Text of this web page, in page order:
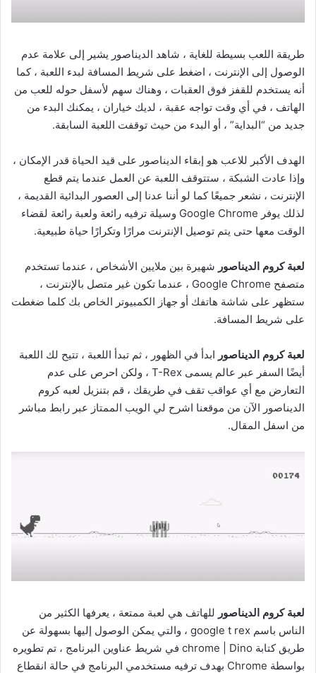
طريقة اللعب بسيطة للغاية ، شاهد الديناصور يشير إلى علامة عدم
الوصول إلى الإنترنت ، اضغط على شريط المسافة لبدء اللعبة ، كما
أنه يستخدم للقفز فوق العقبات ، وهناك سهم لأسفل حوله للعب من
الهاتف ، في أي وقت تواجه عقبة ، لديك خياران ، يمكنك البدء من
جديد من “البداية” ، أو البدء من حيث توقفت اللعبة السابقة.
الهدف الأكبر للاعب هو إبقاء الديناصور على قيد الحياة قدر الإمكان ،
وإذا عادت الشبكة ، ستتوقف اللعبة عن العمل عندما يتم قطع
الإنترنت ، نشعر جميعًا كما لو أننا عدنا إلى العصور البدائية القديمة ،
لذلك يوفر Google Chrome وسيلة ترفيه رائعة ولعبة رائعة لقضاء
الوقت معها حتى يتم توصيل الإنترنت مرارًا وتكرارًا حياة طبيعية.
لعبة كروم الديناصور شهيرة بين ملايين الأشخاص ، عندما تستخدم
متصفح Google Chrome ، عندما تكون غير متصل بالإنترنت ،
ستظهر على شاشة هاتفك أو جهاز الكمبيوتر الخاص بك كلما ضغطت
على شريط المسافة.
لعبة كروم الديناصور ابدأ في الظهور ، ثم تبدأ اللعبة ، تتيح لك اللعبة
أيضًا السفر عبر عالم يسمى T-Rex ، ولكن احرص على عدم
التعارض مع أي عواقب تقف في طريقك ، قم بتنزيل لعبه كروم
الديناصور الآن من موقعنا اشرح لي الويب الممتاز عبر رابط مباشر
من اسفل المقال.
لعبة كروم الديناصور للهاتف هي لعبة ممتعة ، يعرفها الكثير من
الناس باسم google t rex ، والتي يمكن الوصول إليها بسهولة عن
طريق كتابة chrome | Dino في شريط عناوين البرنامج ، تم تطويره
بواسطة Chrome بهدف ترفيه مستخدمي البرنامج في حالة انقطاع